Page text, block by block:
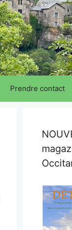
Prendre contact